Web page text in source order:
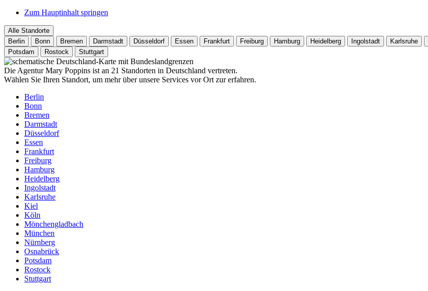
Zum Hauptinhalt springen
Alle Standorte
Berlin
Bonn Bremen Darmstadt Düsseldorf Essen Frankfurt Freiburg Hamburg Heidelberg Ingolstadt Karlsruhe
Potsdam
Rostock Stuttgart
Die Agentur Mary Poppins ist an 21 Standorten in Deutschland vertreten.
Wählen Sie Ihren Standort, um mehr über unsere Services vor Ort zur erfahren.
Berlin
Bonn
Bremen
Darmstadt
Düsseldorf
Essen
Frankfurt
Freiburg
Hamburg
Heidelberg
Ingolstadt
Karlsruhe
Kiel
Köln
Mönchengladbach
München
Nürnberg
Osnabrück
Potsdam
Rostock
Stuttgart